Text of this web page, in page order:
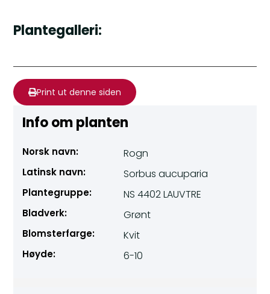
Plantegalleri:
Print ut denne siden
Info om planten
Norsk navn: Rogn
Latinsk navn: Sorbus aucuparia
Plantegruppe: NS 4402 LAUVTRE
Bladverk: Grønt
Blomsterfarge: Kvit
Høyde: 6-10